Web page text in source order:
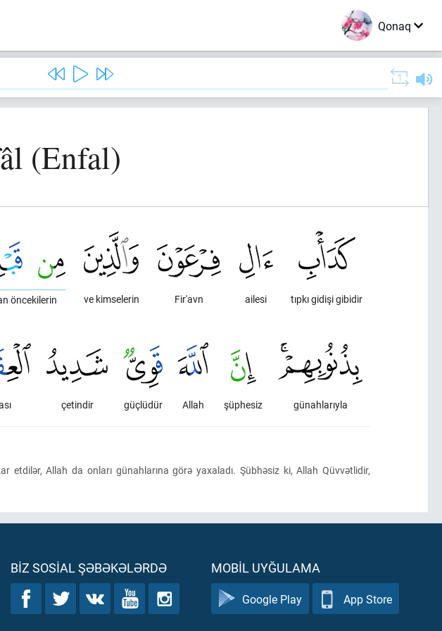
Qonaq
(Enfal)
tıpkı gidişi gibidir
ailesi
Fir'avn
ve kimselerin
öncekilerin
günahlarıyla
şüphesiz
Allah
güçlüdür
çetindir
Allah da onları günahlarına görə yaxaladı. Şübhəsiz ki, Allah Qüvvətlidir,
BIZ SOSIAL ŞƏBƏKƏLƏRDƏ MOBIL UYĞULAMA
Google Play App Store